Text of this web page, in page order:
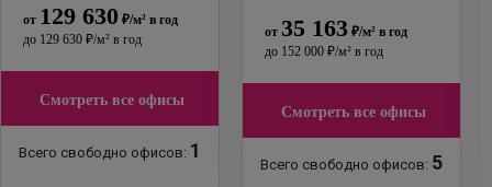
от 129 630 ₽/м² в год
до 129 630 ₽/м² в год
Смотреть все офисы
Всего свободно офисов: 1
от 35 163 ₽/м² в год
до 152 000 ₽/м² в год
Смотреть все офисы
Всего свободно офисов: 5